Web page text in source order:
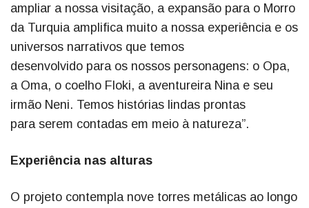
ampliar a nossa visitação, a expansão para o Morro
da Turquia amplifica muito a nossa experiência e os
universos narrativos que temos
desenvolvido para os nossos personagens: o Opa,
a Oma, o coelho Floki, a aventureira Nina e seu
irmão Neni. Temos histórias lindas prontas
para serem contadas em meio à natureza”.
Experiência nas alturas
O projeto contempla nove torres metálicas ao longo